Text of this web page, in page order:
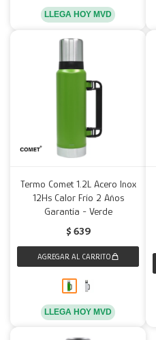
LLEGA HOY MVD
Termo Comet 1.2L Acero Inox
12Hs Calor Frío 2 Años
Garantía - Verde
$ 639
LLEGA HOY MVD